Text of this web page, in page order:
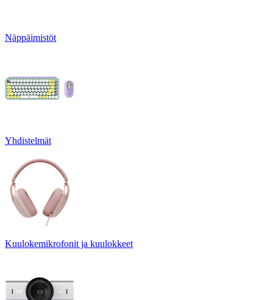
Näppäimistöt
Yhdistelmät
Kuulokemikrofonit ja kuulokkeet